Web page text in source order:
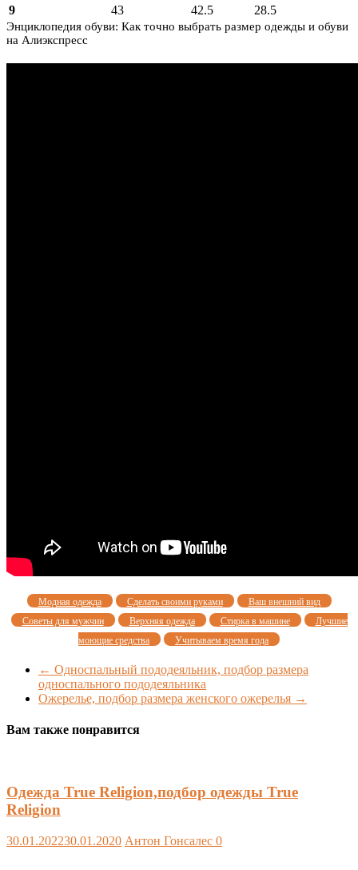
9
43 42.5 28.5
Энциклопедия обуви: Как точно выбрать размер одежды и обуви
на Алиэкспресс
Модная одежда Сделать своими руками
Ваш внешний вид
Советы для мужчин
Верхняя одежда Стирка в машине
Лучшие
моющие средства
Учитываем время года
← Односпальный пододеяльник, подбор размера
односпального пододеяльника
Ожерелье, подбор размера женского ожерелья →
Вам также понравится
Одежда True Religion,подбор одежды True
Religion
30.01.202230.01.2020 Антон Гонсалес 0